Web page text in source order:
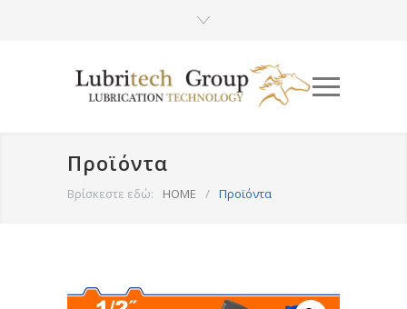
Προϊόντα
Βρίσκεστε εδώ: HOME / Προϊόντα